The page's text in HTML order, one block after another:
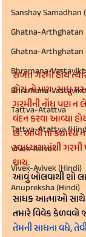
Sanshay Samadhan
Ghatna-Arthghatan
Ghatna-Arthghatan
Bhramana-
Bhramana-
Tattva-Atattva
Tattva-Atattva
Vivek-Avivek
Vivek-Avivek (Hindi)
Anupreksha (Hindi)
સખત ગરમી હોય
હોય તો પણ.. સાધુ
ગરમીની નોંધ પણ ન
વંદન કરવા આવ્યા
છે. આવી તો ક્યારેય
સ્વાધ્યાયમાંથી
થાય.
આવું બોલવાથી શો
સાધક આત્માઓ સાથે
તમારે વિવેક કેળવવો
તેમની સાધના વધે,